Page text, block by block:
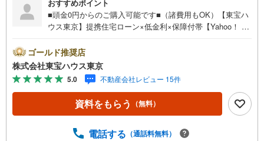
おすすめポイント
■頭金0円からのご購入可能です■（諸費用もOK）【東宝ハ
ウス東京】提携住宅ローン×低金利×保障付帯【Yahoo！ 不
ayボーナスライトがもらえる「Yahoo！ 不動産 物件ご成約
キャンペーン」の対象になります。「資料をもらう」「見
学予約をする」ボタンからお問い合わせください。※必ずY
ahoo！ JAPAN IDでログインしてください。※PayPayボー
ナスライトは出金と譲渡はできません。ご案内・詳細な資
料のご請求はお気軽にどうぞ♪お電話でのお問い合わせも
ゴールド推奨店
株式会社東宝ハウス東京
5.0 不動産会社レビュー 15件
資料をもらう （無料）
電話する （通話料無料）